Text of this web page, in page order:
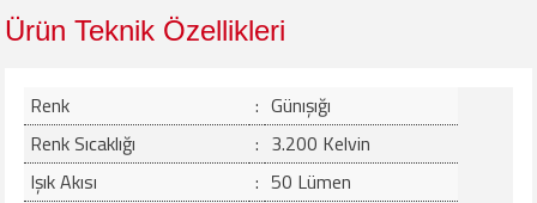
Ürün Teknik Özellikleri
Renk : Günışığı
Renk Sıcaklığı
: 3.200 Kelvin
Işık Akısı
: 50 Lümen